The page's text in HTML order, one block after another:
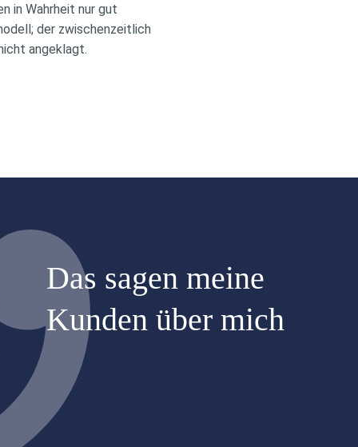
in Wahrheit nur gut
der zwischenzeitlich
angeklagt.
Das sagen meine
Kunden über mich